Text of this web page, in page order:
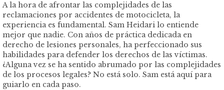
A la hora de afrontar las complejidades de las
reclamaciones por accidentes de motocicleta, la
experiencia es fundamental. Sam Heidari lo entiende
mejor que nadie. Con años de práctica dedicada en
derecho de lesiones personales, ha perfeccionado sus
habilidades para defender los derechos de las víctimas.
¿Alguna vez se ha sentido abrumado por las complejidades
de los procesos legales? No está solo. Sam está aquí para
guiarlo en cada paso.